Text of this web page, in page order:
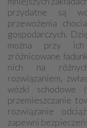
przydatne są
przewożenia
gospodarczych.
można przy ich
zróżnicowane
nich na różnych
rozwiązaniem,
wózki schodowe
przemieszczanie
rozwiązanie
zapewni